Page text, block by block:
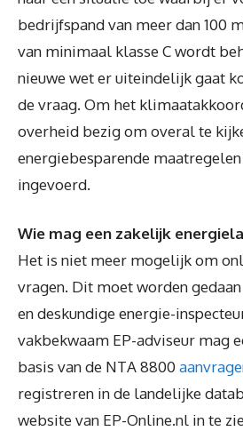
bedrijfspand van meer dan 100
van minimaal klasse C wordt
nieuwe wet er uiteindelijk gaat
de vraag. Om het
overheid bezig om overal te
energiebesparende
ingevoerd.
Wie mag een zakelijk
Het is niet meer mogelijk om
vragen. Dit moet worden
en deskundige energie-
vakbekwaam EP-adviseur mag
basis van de NTA 8800
registreren in de landelijke
website van EP-Online.nl in te